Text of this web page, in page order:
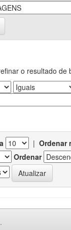
o resultado de
| Ordenar
Ordenar